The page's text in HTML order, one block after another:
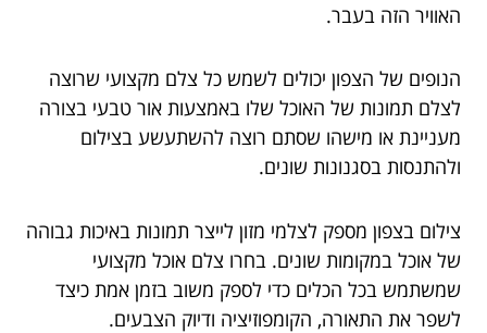
האוויר הזה בעבר.
הנופים של הצפון יכולים לשמש כל צלם מקצועי שרוצה
לצלם תמונות של האוכל שלו באמצעות אור טבעי בצורה
מעניינת או מישהו שסתם רוצה להשתעשע בצילום
ולהתנסות בסגנונות שונים.
צילום בצפון מספק לצלמי מזון לייצר תמונות באיכות גבוהה
של אוכל במקומות שונים. בחרו צלם אוכל מקצועי
שמשתמש בכל הכלים כדי לספק משוב בזמן אמת כיצד
לשפר את התאורה, הקומפוזיציה ודיוק הצבעים.